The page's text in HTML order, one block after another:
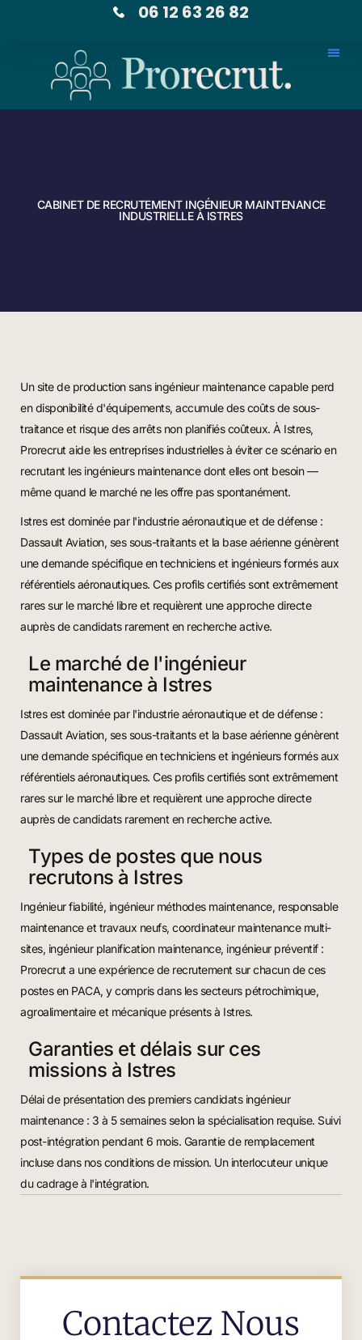
06 12 63 26 82
CABINET DE RECRUTEMENT INGÉNIEUR MAINTENANCE
INDUSTRIELLE À ISTRES
Un site de production sans ingénieur maintenance capable perd
en disponibilité d'équipements, accumule des coûts de sous-
traitance et risque des arrêts non planifiés coûteux. À Istres,
Prorecrut aide les entreprises industrielles à éviter ce scénario en
recrutant les ingénieurs maintenance dont elles ont besoin —
même quand le marché ne les offre pas spontanément.
Istres est dominée par l'industrie aéronautique et de défense :
Dassault Aviation, ses sous-traitants et la base aérienne génèrent
une demande spécifique en techniciens et ingénieurs formés aux
référentiels aéronautiques. Ces profils certifiés sont extrêmement
rares sur le marché libre et requièrent une approche directe
auprès de candidats rarement en recherche active.
Le marché de l'ingénieur
maintenance à Istres
Istres est dominée par l'industrie aéronautique et de défense :
Dassault Aviation, ses sous-traitants et la base aérienne génèrent
une demande spécifique en techniciens et ingénieurs formés aux
référentiels aéronautiques. Ces profils certifiés sont extrêmement
rares sur le marché libre et requièrent une approche directe
auprès de candidats rarement en recherche active.
Types de postes que nous
recrutons à Istres
Ingénieur fiabilité, ingénieur méthodes maintenance, responsable
maintenance et travaux neufs, coordinateur maintenance multi-
sites, ingénieur planification maintenance, ingénieur préventif :
Prorecrut a une expérience de recrutement sur chacun de ces
postes en PACA, y compris dans les secteurs pétrochimique,
agroalimentaire et mécanique présents à Istres.
Garanties et délais sur ces
missions à Istres
Délai de présentation des premiers candidats ingénieur
maintenance : 3 à 5 semaines selon la spécialisation requise. Suivi
post-intégration pendant 6 mois. Garantie de remplacement
incluse dans nos conditions de mission. Un interlocuteur unique
du cadrage à l'intégration.
Contactez Nous